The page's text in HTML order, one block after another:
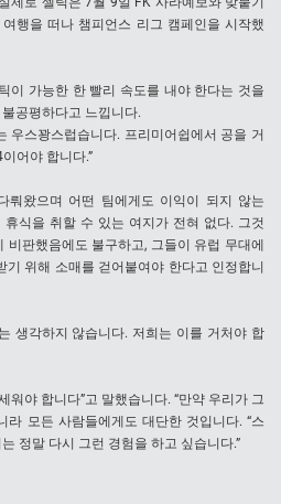
행을 떠나 챔피언스 리그 캠페인을 시작했
이 가능한 한 빨리 속도를 내야 한다는 것을
공평하다고 느낍니다.
우스꽝스럽습니다. 프리미어쉽에서 공을 거
어야 합니다.”
뤄왔으며 어떤 팀에게도 이익이 되지 않는
휴식을 취할 수 있는 여지가 전혀 없다. 그것
비판했음에도 불구하고, 그들이 유럽 무대에
위해 소매를 걷어붙여야 한다고 인정합니
생각하지 않습니다. 저희는 이를 거처야 합
워야 합니다”고 말했습니다. “만약 우리가 그
라 모든 사람들에게도 대단한 것입니다. “스
정말 다시 그런 경험을 하고 싶습니다.”